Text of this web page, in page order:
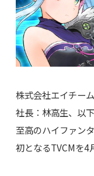
株式会社エイチー
社長：林高生、以
至高のハイファン
初となるTVCMを4